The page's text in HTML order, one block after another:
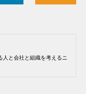
人と会社と組織を考えるニ